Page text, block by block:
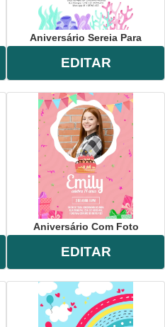
Aniversário Sereia Para
EDITAR
Aniversário Com Foto
EDITAR